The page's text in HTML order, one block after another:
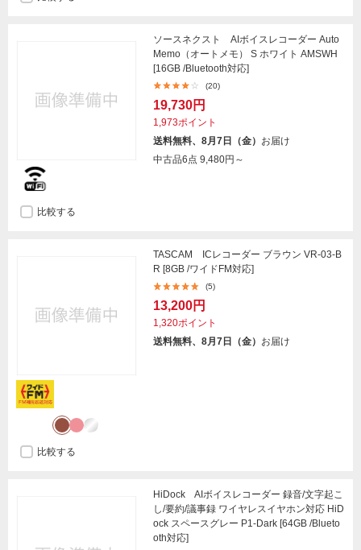
ソースネクスト AIボイスレコーダー Auto
Memo（オートメモ） S ホワイト AMSWH
[16GB /Bluetooth対応]
(20)
19,730円
1,973ポイント
送料無料、8月7日（金） お届け
中古品6点 9,480円～
比較する
TASCAM ICレコーダー ブラウン VR-03-B
R [8GB /ワイドFM対応]
(5)
13,200円
1,320ポイント
送料無料、8月7日（金） お届け
比較する
HiDock AIボイスレコーダー 録音/文字起こ
し/要約/議事録 ワイヤレスイヤホン対応 HiD
ock スペースグレー P1-Dark [64GB /Blueto
oth対応]